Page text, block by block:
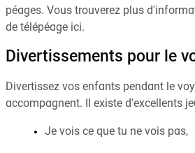
péages. Vous trouverez plus
de télépéage ici.
Divertissements pour le
Divertissez vos enfants pendant le
accompagnent. Il existe d'excellents
Je vois ce que tu ne vois pas,